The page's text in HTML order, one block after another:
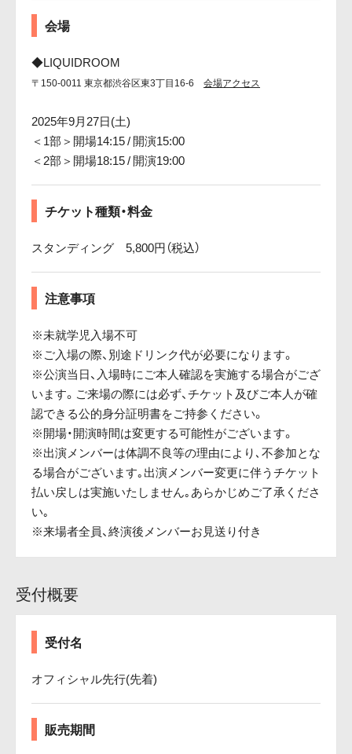
会場
◆LIQUIDROOM
〒150-0011 東京都渋谷区東3丁目16-6 会場アクセス
2025年9月27日(土)
＜1部＞開場14:15 / 開演15:00
＜2部＞開場18:15 / 開演19:00
チケット種類・料金
スタンディング 5,800円（税込）
注意事項
※未就学児入場不可
※ご入場の際、別途ドリンク代が必要になります。
※公演当日、入場時にご本人確認を実施する場合がござ
います。ご来場の際には必ず、チケット及びご本人が確
認できる公的身分証明書をご持参ください。
※開場・開演時間は変更する可能性がございます。
※出演メンバーは体調不良等の理由により､不参加とな
る場合がございます｡出演メンバー変更に伴うチケット
払い戻しは実施いたしません｡あらかじめご了承くださ
い｡
※来場者全員、終演後メンバーお見送り付き
受付概要
受付名
オフィシャル先行(先着)
販売期間